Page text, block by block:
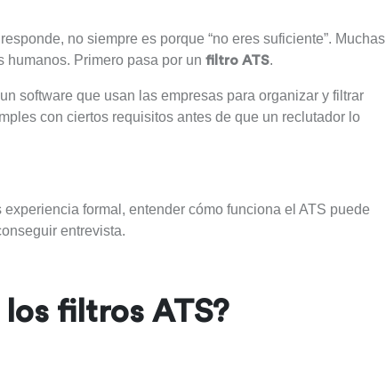
no siempre es porque “no eres suficiente”. Muchas
Primero pasa por un filtro ATS.
software que usan las empresas para organizar y filtrar
con ciertos requisitos antes de que un reclutador lo
formal, entender cómo funciona el ATS puede
entrevista.
filtros ATS?